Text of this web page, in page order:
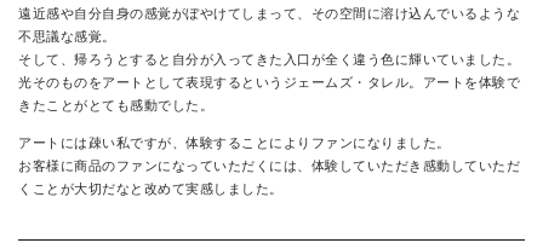
遠近感や自分自身の感覚がぼやけてしまって、その空間に溶け込んでいるような
不思議な感覚。
そして、帰ろうとすると自分が入ってきた入口が全く違う色に輝いていました。
光そのものをアートとして表現するというジェームズ・タレル。アートを体験で
きたことがとても感動でした。
アートには疎い私ですが、体験することによりファンになりました。
お客様に商品のファンになっていただくには、体験していただき感動していただ
くことが大切だなと改めて実感しました。